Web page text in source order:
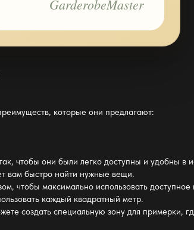
GarderobeMaster
которые они предлагают:
чтобы они были легко доступны и удобны в
вам быстро найти нужные вещи.
чтобы максимально использовать доступное
каждый квадратный метр.
создать специальную зону для примерки,